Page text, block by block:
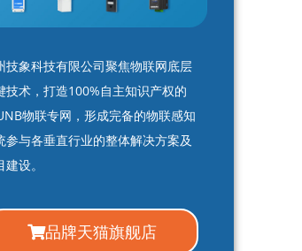
技象科技有限公司聚焦物联网底层
技术，打造100%自主知识产权的
物联专网，形成完备的物联感知
参与各垂直行业的整体解决方案及
设。
品牌天猫旗舰店